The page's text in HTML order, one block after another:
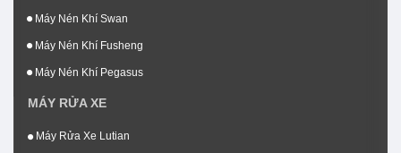
Máy Nén Khí Swan
Máy Nén Khí Fusheng
Máy Nén Khí Pegasus
MÁY RỬA XE
Máy Rửa Xe Lutian